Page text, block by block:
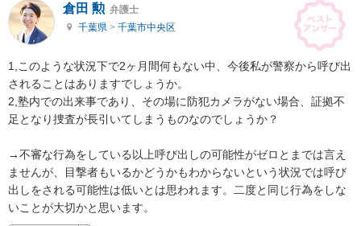
倉田 勲 弁護士
千葉県 > 千葉市中央区
1,このような状況下で2ヶ月間何もない中、今後私が警察から呼び出
されることはありますでしょうか。
2,塾内での出来事であり、その場に防犯カメラがない場合、証拠不
足となり捜査が長引いてしまうものなのでしょうか？
→不審な行為をしている以上呼び出しの可能性がゼロとまでは言え
ませんが、目撃者もいるかどうかもわからないという状況では呼び
出しをされる可能性は低いとは思われます。二度と同じ行為をしな
いことが大切かと思います。